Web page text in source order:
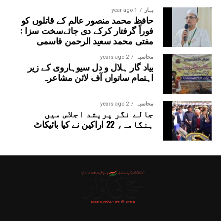
ہوا، جبکہ پروگرام کی نظامت ڈاکٹر سومیا ٹھاکر نے کی۔
بہار 1 year ago
حافظ محمد منصور عالم کے قاتلوں کو
فوراً گرفتار کرکے دی جائےسخت سزا :
مفتی محمد سعید الرحمن قاسمی
محاسبہ 2 years ago
بیاد گار ہلال و دل سیوہاروی کے زیر
اہتمام ساتواں آف لائن مشاعرہ
محاسبہ 2 years ago
جالے نگر پریشد اجلاس میں
ہنگامہ، 22 اراکین نے کیا بائیکاٹ